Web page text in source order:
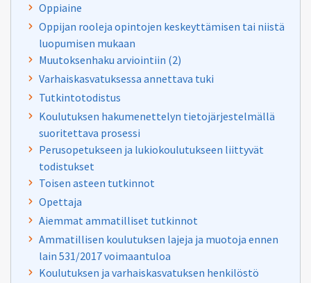
Oppiaine
Oppijan rooleja opintojen keskeyttämisen tai niistä
luopumisen mukaan
Muutoksenhaku arviointiin (2)
Varhaiskasvatuksessa annettava tuki
Tutkintotodistus
Koulutuksen hakumenettelyn tietojärjestelmällä
suoritettava prosessi
Perusopetukseen ja lukiokoulutukseen liittyvät
todistukset
Toisen asteen tutkinnot
Opettaja
Aiemmat ammatilliset tutkinnot
Ammatillisen koulutuksen lajeja ja muotoja ennen
lain 531/2017 voimaantuloa
Koulutuksen ja varhaiskasvatuksen henkilöstö